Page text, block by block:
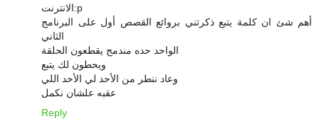
الانترنت:p
أهم شئ ان كلمة يتبع ذكرتني بروائع القصص أول على البرنامج
الثاني
الواحد حده مندمج يقطعون الحلقة
ويحطون لك يتبع
وعاد ننطر من الأحد لي الأحد اللي
عقبه علشان نكمل
Reply